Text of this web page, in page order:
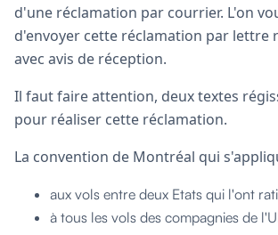
d'une réclamation par courrier. L'on
d'envoyer cette réclamation par lettre
avec avis de réception.
Il faut faire attention, deux textes
pour réaliser cette réclamation.
La convention de Montréal qui
aux vols entre deux Etats qui l'ont
à tous les vols des compagnies de